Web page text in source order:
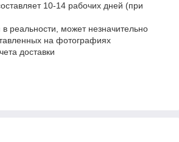
10-14 рабочих дней (при
реальности, может незначительно
на фотографиях
доставки